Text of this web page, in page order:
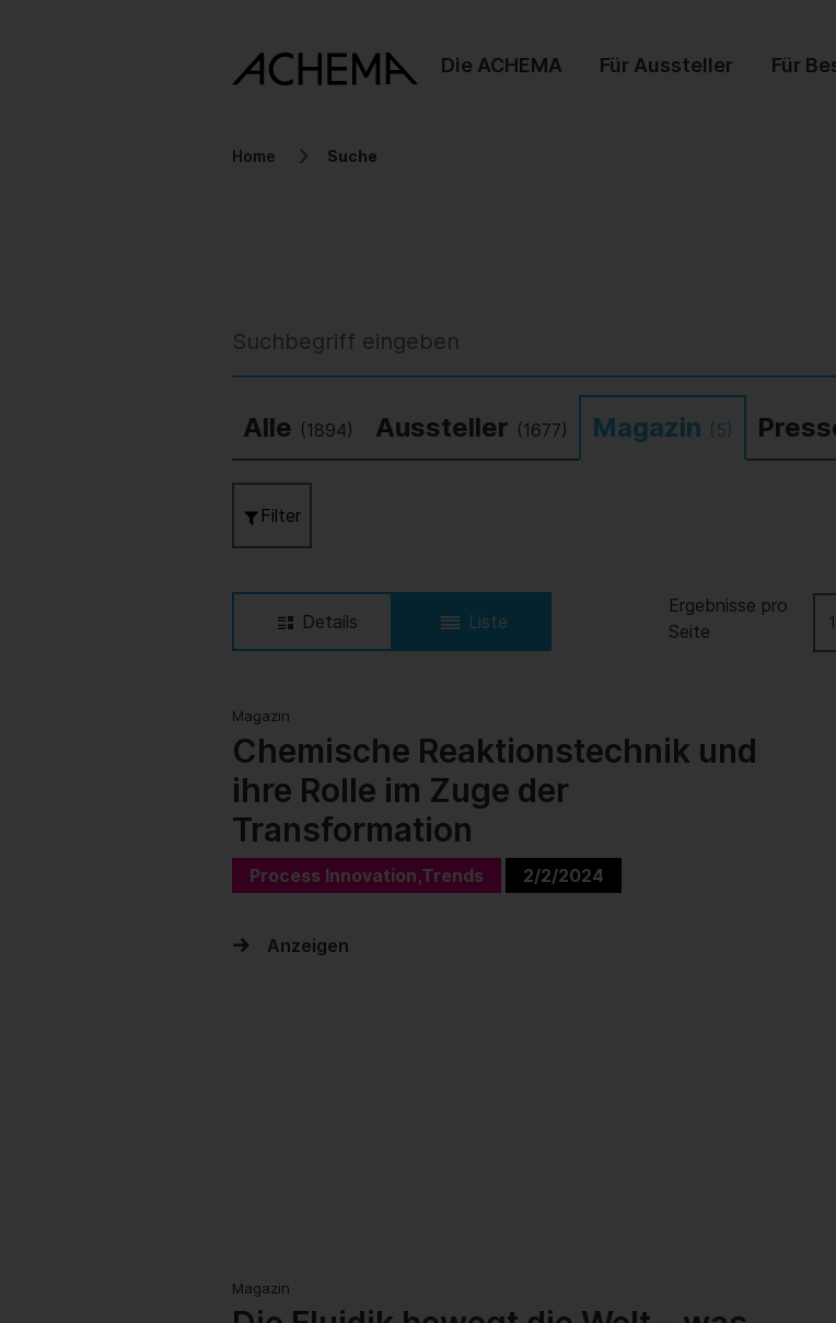
Die ACHEMA Für Aussteller Für
Home Suche
Alle (1894) Aussteller (1677) Magazin (5)
Filter
Details Liste
Ergebnisse pro
Seite
Magazin
Chemische Reaktionstechnik und
ihre Rolle im Zuge der
Transformation
Process Innovation,Trends 2/2/2024
Anzeigen
Magazin